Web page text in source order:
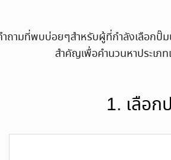
ำถามที่พบบ่อยๆสำหรับผู้ที่กำลังเลือกปั๊
สำคัญเพื่อคำนวนหาประเภ
1. เลือก